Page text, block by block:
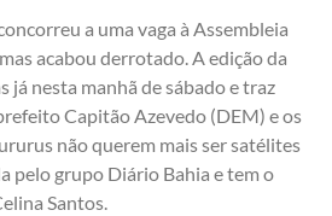
a uma vaga à Assembleia
acabou derrotado. A edição da
já nesta manhã de sábado e traz
Capitão Azevedo (DEM) e os
não querem mais ser satélites
pelo grupo Diário Bahia e tem o
Santos.